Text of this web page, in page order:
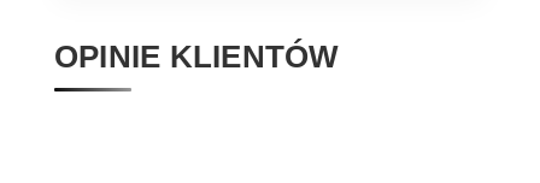
OPINIE KLIENTÓW